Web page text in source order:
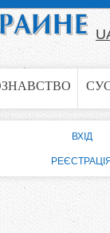
ВХІД